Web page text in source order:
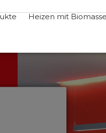
Heizen mit Biomasse